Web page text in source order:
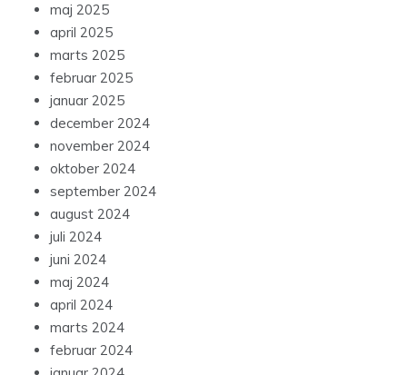
maj 2025
april 2025
marts 2025
februar 2025
januar 2025
december 2024
november 2024
oktober 2024
september 2024
august 2024
juli 2024
juni 2024
maj 2024
april 2024
marts 2024
februar 2024